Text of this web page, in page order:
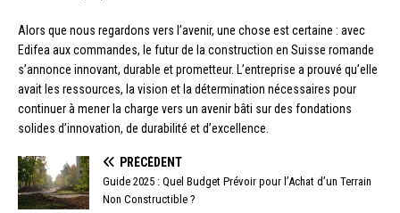
Alors que nous regardons vers l’avenir, une chose est certaine : avec
Edifea aux commandes, le futur de la construction en Suisse romande
s’annonce innovant, durable et prometteur. L’entreprise a prouvé qu’elle
avait les ressources, la vision et la détermination nécessaires pour
continuer à mener la charge vers un avenir bâti sur des fondations
solides d’innovation, de durabilité et d’excellence.
PRÉCÉDENT
Guide 2025 : Quel Budget Prévoir pour l’Achat d’un Terrain
Non Constructible ?